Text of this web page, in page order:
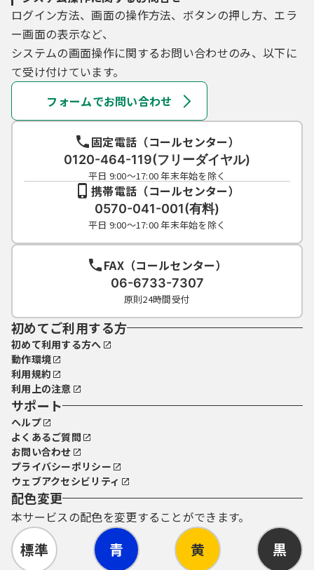
ログイン方法、画面の操作方法、ボタンの押し方、エラ
ー画面の表示など、
システムの画面操作に関するお問い合わせのみ、以下に
て受け付けています。
フォームでお問い合わせ
固定電話（コールセンター）
0120-464-119(フリーダイヤル)
平日 9:00～17:00 年末年始を除く
携帯電話（コールセンター）
0570-041-001(有料)
平日 9:00～17:00 年末年始を除く
FAX（コールセンター）
06-6733-7307
原則24時間受付
初めてご利用する方
初めて利用する方へ
動作環境
利用規約
利用上の注意
サポート
ヘルプ
よくあるご質問
お問い合わせ
プライバシーポリシー
ウェブアクセシビリティ
配色変更
本サービスの配色を変更することができます。
標準 青 黄 黒